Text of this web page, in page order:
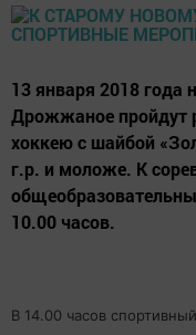
13 января 2018 года
Дрожжаное пройдут
хоккею с шайбой
г.р. и моложе. К
10.00 часов.
В 14.00 часов